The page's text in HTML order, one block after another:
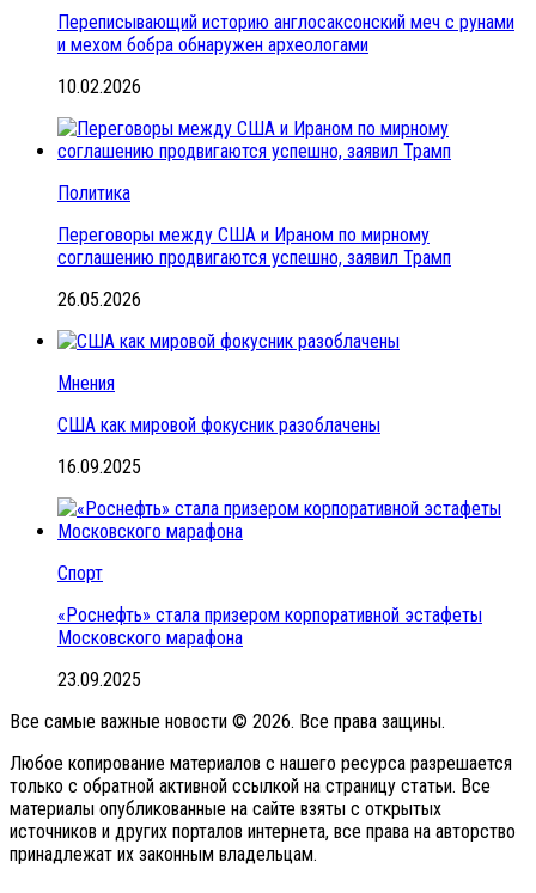
Переписывающий историю англосаксонский меч с рунами
и мехом бобра обнаружен археологами
10.02.2026
Политика
Переговоры между США и Ираном по мирному
соглашению продвигаются успешно, заявил Трамп
26.05.2026
Мнения
США как мировой фокусник разоблачены
16.09.2025
Спорт
«Роснефть» стала призером корпоративной эстафеты
Московского марафона
23.09.2025
Все самые важные новости © 2026. Все права защины.
Любое копирование материалов с нашего ресурса разрешается
только с обратной активной ссылкой на страницу статьи. Все
материалы опубликованные на сайте взяты с открытых
источников и других порталов интернета, все права на авторство
принадлежат их законным владельцам.